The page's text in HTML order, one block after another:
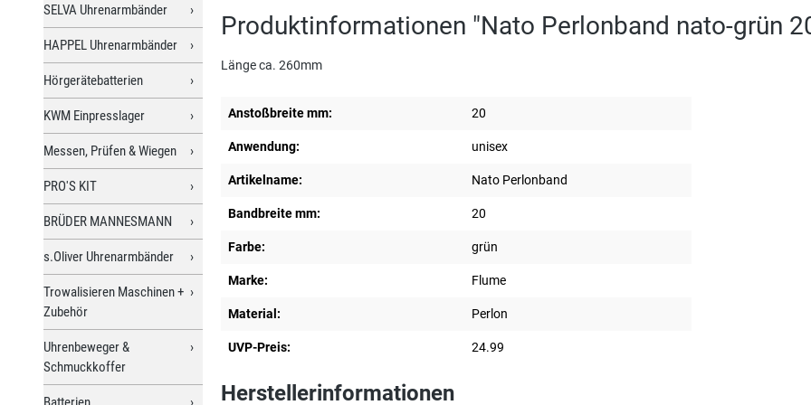
SELVA Uhrenarmbänder
HAPPEL Uhrenarmbänder
Hörgerätebatterien
KWM Einpresslager
Messen, Prüfen & Wiegen
PRO'S KIT
BRÜDER MANNESMANN
s.Oliver Uhrenarmbänder
Trowalisieren Maschinen +
Zubehör
Uhrenbeweger &
Schmuckkoffer
Produktinformationen "Nato Perlonband nato-grün
Länge ca. 260mm
Anstoßbreite mm: 20
Anwendung: unisex
Artikelname: Nato Perlonband
Bandbreite mm: 20
Farbe: grün
Marke: Flume
Material: Perlon
UVP-Preis: 24.99
Herstellerinformationen